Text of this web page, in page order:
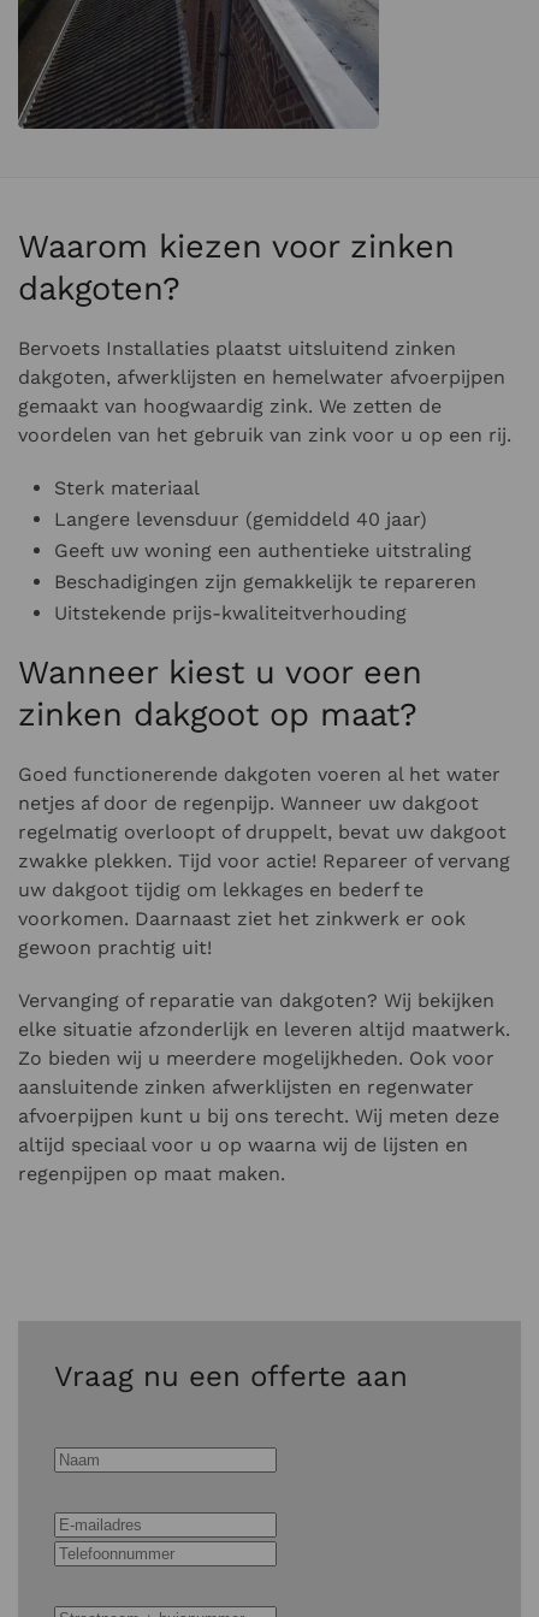
Waarom kiezen voor zinken
dakgoten?
Bervoets Installaties plaatst uitsluitend zinken
dakgoten, afwerklijsten en hemelwater afvoerpijpen
gemaakt van hoogwaardig zink. We zetten de
voordelen van het gebruik van zink voor u op een rij.
Sterk materiaal
Langere levensduur (gemiddeld 40 jaar)
Geeft uw woning een authentieke uitstraling
Beschadigingen zijn gemakkelijk te repareren
Uitstekende prijs-kwaliteitverhouding
Wanneer kiest u voor een
zinken dakgoot op maat?
Goed functionerende dakgoten voeren al het water
netjes af door de regenpijp. Wanneer uw dakgoot
regelmatig overloopt of druppelt, bevat uw dakgoot
zwakke plekken. Tijd voor actie! Repareer of vervang
uw dakgoot tijdig om lekkages en bederf te
voorkomen. Daarnaast ziet het zinkwerk er ook
gewoon prachtig uit!
Vervanging of reparatie van dakgoten? Wij bekijken
elke situatie afzonderlijk en leveren altijd maatwerk.
Zo bieden wij u meerdere mogelijkheden. Ook voor
aansluitende zinken afwerklijsten en regenwater
afvoerpijpen kunt u bij ons terecht. Wij meten deze
altijd speciaal voor u op waarna wij de lijsten en
regenpijpen op maat maken.
Vraag nu een offerte aan